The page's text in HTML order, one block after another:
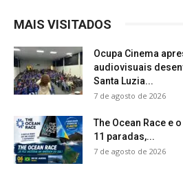
MAIS VISITADOS
Ocupa Cinema
audiovisuais
Santa Luzia...
7 de agosto de 2026
The Ocean Race e
11 paradas,...
7 de agosto de 2026